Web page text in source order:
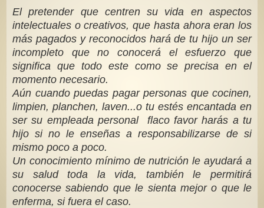
El pretender que centren su vida en aspectos
intelectuales o creativos, que hasta ahora eran los
más pagados y reconocidos hará de tu hijo un ser
incompleto que no conocerá el esfuerzo que
significa que todo este como se precisa en el
momento necesario.
Aún cuando puedas pagar personas que cocinen,
limpien, planchen, laven...o tu estés encantada en
ser su empleada personal flaco favor harás a tu
hijo si no le enseñas a responsabilizarse de si
mismo poco a poco.
Un conocimiento mínimo de nutrición le ayudará a
su salud toda la vida, también le permitirá
conocerse sabiendo que le sienta mejor o que le
enferma, si fuera el caso.